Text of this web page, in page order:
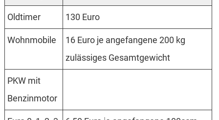
Oldtimer 130 Euro
Wohnmobile
16 Euro je angefangene 200 kg
zulässiges Gesamtgewicht
PKW mit
Benzinmotor